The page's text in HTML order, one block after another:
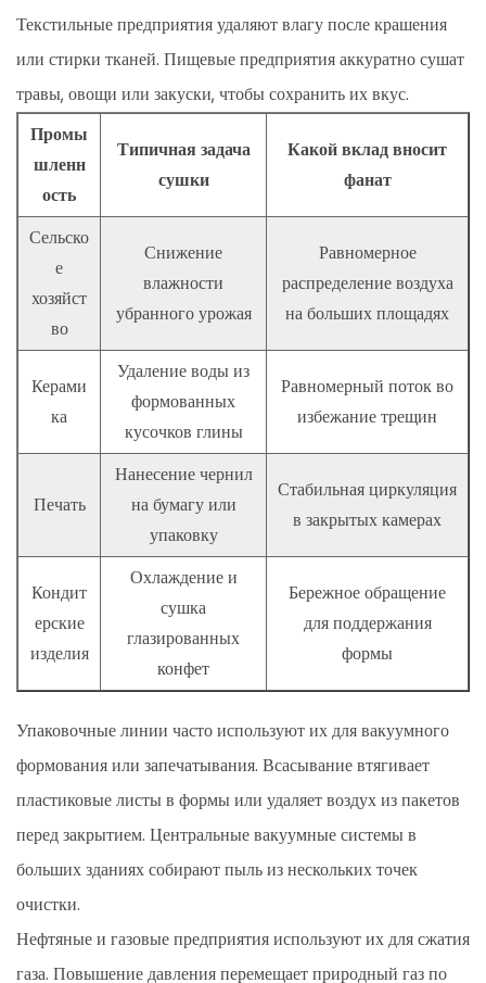
Текстильные предприятия удаляют влагу после крашения
или стирки тканей. Пищевые предприятия аккуратно сушат
травы, овощи или закуски, чтобы сохранить их вкус.
Промы
шленн
ость
Типичная задача
сушки
Какой вклад вносит
фанат
Сельско
е
хозяйст
во
Снижение
влажности
убранного урожая
Равномерное
распределение воздуха
на больших площадях
Керами
ка
Удаление воды из
формованных
кусочков глины
Равномерный поток во
избежание трещин
Печать
Нанесение чернил
на бумагу или
упаковку
Стабильная циркуляция
в закрытых камерах
Кондит
ерские
изделия
Охлаждение и
сушка
глазированных
конфет
Бережное обращение
для поддержания
формы
Упаковочные линии часто используют их для вакуумного
формования или запечатывания. Всасывание втягивает
пластиковые листы в формы или удаляет воздух из пакетов
перед закрытием. Центральные вакуумные системы в
больших зданиях собирают пыль из нескольких точек
очистки.
Нефтяные и газовые предприятия используют их для сжатия
газа. Повышение давления перемещает природный газ по